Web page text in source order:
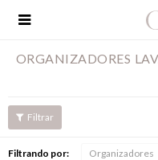

ORGANIZADORES
Filtrando por: Organizadores